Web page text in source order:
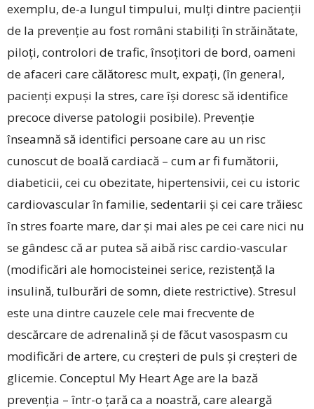
exemplu, de-a lungul timpului, mulți dintre pacienții
de la prevenție au fost români stabiliți în străinătate,
piloți, controlori de trafic, însoțitori de bord, oameni
de afaceri care călătoresc mult, expați, (în general,
pacienți expuși la stres, care își doresc să identifice
precoce diverse patologii posibile). Prevenție
înseamnă să identifici persoane care au un risc
cunoscut de boală cardiacă – cum ar fi fumătorii,
diabeticii, cei cu obezitate, hipertensivii, cei cu istoric
cardiovascular în familie, sedentarii și cei care trăiesc
în stres foarte mare, dar și mai ales pe cei care nici nu
se gândesc că ar putea să aibă risc cardio-vascular
(modificări ale homocisteinei serice, rezistență la
insulină, tulburări de somn, diete restrictive). Stresul
este una dintre cauzele cele mai frecvente de
descărcare de adrenalină și de făcut vasospasm cu
modificări de artere, cu creșteri de puls și creșteri de
glicemie. Conceptul My Heart Age are la bază
prevenția – într-o țară ca a noastră, care aleargă